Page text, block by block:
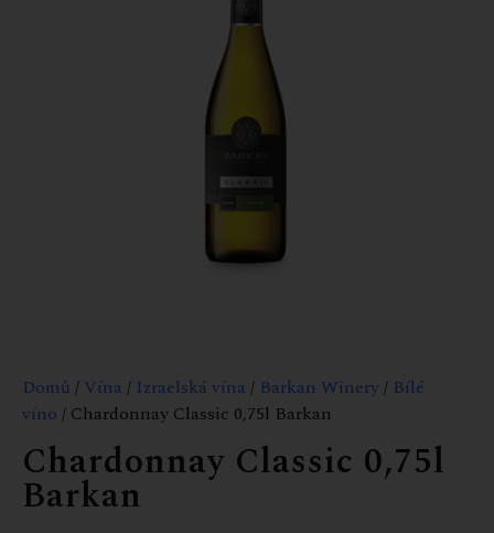
Domů / Vína / Izraelská vína / Barkan Winery/ Bílé
víno / Chardonnay Classic 0,75l Barkan
Chardonnay Classic 0,75l
Barkan